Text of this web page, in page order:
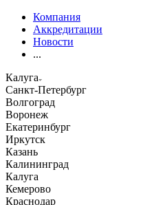
Компания
Аккредитации
Новости
...
Калуга
Санкт-Петербург
Волгоград
Воронеж
Екатеринбург
Иркутск
Казань
Калининград
Калуга
Кемерово
Краснодар